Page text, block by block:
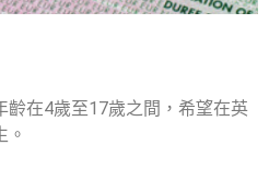
齡在4歲至17歲之間，希望在英
。